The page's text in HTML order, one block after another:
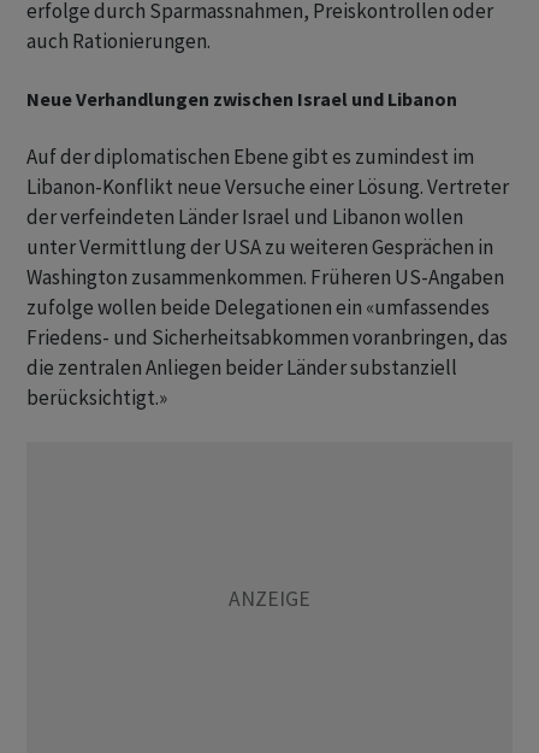
erfolge durch Sparmassnahmen, Preiskontrollen oder
auch Rationierungen.
Neue Verhandlungen zwischen Israel und Libanon
Auf der diplomatischen Ebene gibt es zumindest im
Libanon-Konflikt neue Versuche einer Lösung. Vertreter
der verfeindeten Länder Israel und Libanon wollen
unter Vermittlung der USA zu weiteren Gesprächen in
Washington zusammenkommen. Früheren US-Angaben
zufolge wollen beide Delegationen ein «umfassendes
Friedens- und Sicherheitsabkommen voranbringen, das
die zentralen Anliegen beider Länder substanziell
berücksichtigt.»